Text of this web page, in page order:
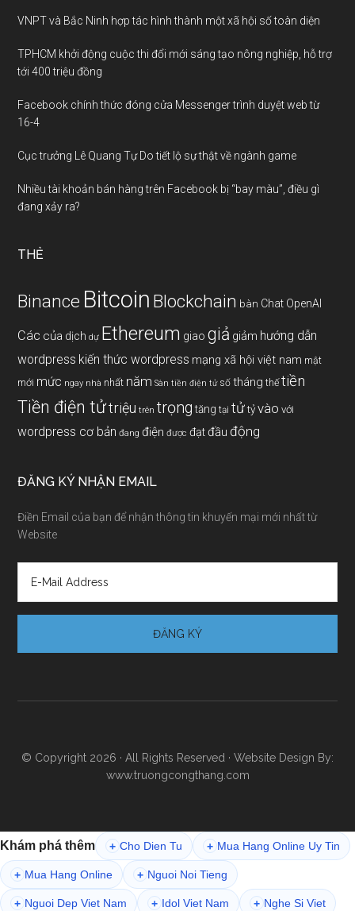
VNPT và Bắc Ninh hợp tác hình thành một xã hội số toàn diện
TPHCM khởi động cuộc thi đổi mới sáng tạo nông nghiệp, hỗ trợ
tới 400 triệu đồng
Facebook chính thức đóng cửa Messenger trình duyệt web từ
16-4
Cục trưởng Lê Quang Tự Do tiết lộ sự thật về ngành game
Nhiều tài khoản bán hàng trên Facebook bị “bay màu”, điều gì
đang xảy ra?
THẺ
Binance Bitcoin Blockchain bàn Chat OpenAI
Các của dịch dự Ethereum giao giả giảm hướng dẫn
wordpress kiến thức wordpress mạng xã hội việt nam mật
mới mức ngay nhà nhất năm Sàn tiền điện tử số tháng thế tiền
Tiền điện tửtriệu trên trọng tăng tại tử tỷ vào với
wordpress cơ bản đang điện được đạtđầu động
ĐĂNG KÝ NHẬN EMAIL
Điền Email của bạn để nhận thông tin khuyến mại mới nhất từ
Website
© Copyright 2026 · All Rights Reserved · Website Design By:
www.truongcongthang.com
Khám phá thêm + Cho Dien Tu + Mua Hang Online Uy Tin
+ Mua Hang Online + Nguoi Noi Tieng
+ Nguoi Dep Viet Nam + Idol Viet Nam + Nghe Si Viet